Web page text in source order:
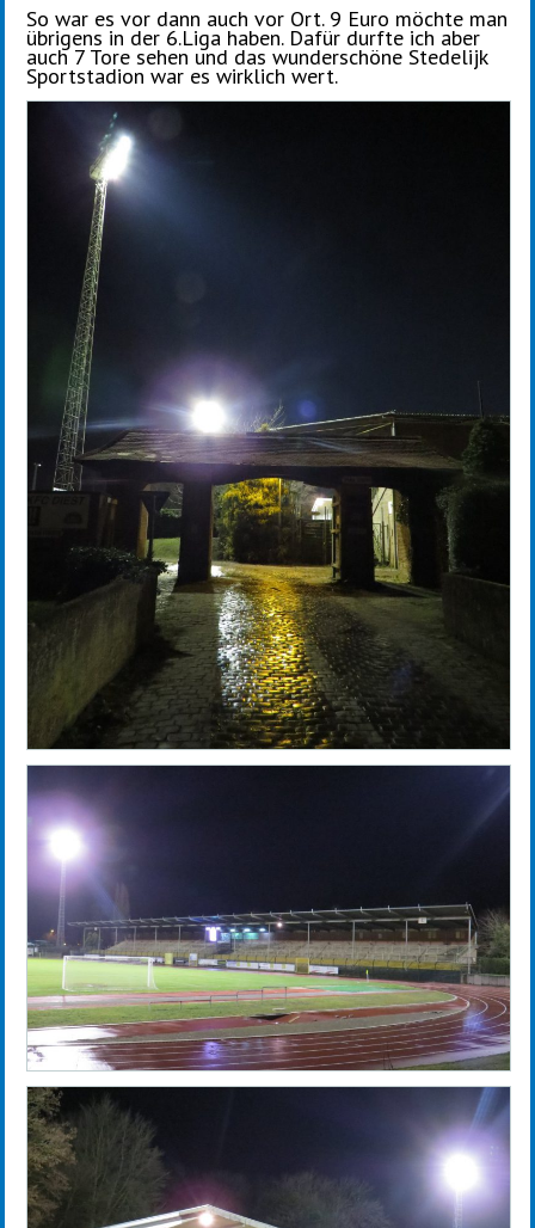
So war es vor dann auch vor Ort. 9 Euro möchte man
übrigens in der 6.Liga haben. Dafür durfte ich aber
auch 7 Tore sehen und das wunderschöne Stedelijk
Sportstadion war es wirklich wert.